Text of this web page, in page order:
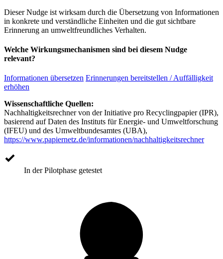
Dieser Nudge ist wirksam durch die Übersetzung von Informationen
in konkrete und verständliche Einheiten und die gut sichtbare
Erinnerung an umweltfreundliches Verhalten.
Welche Wirkungsmechanismen sind bei diesem Nudge
relevant?
Informationen übersetzen Erinnerungen bereitstellen / Auffälligkeit
erhöhen
Wissenschaftliche Quellen:
Nachhaltigkeitsrechner von der Initiative pro Recyclingpapier (IPR),
basierend auf Daten des Instituts für Energie- und Umweltforschung
(IFEU) und des Umweltbundesamtes (UBA),
https://www.papiernetz.de/informationen/nachhaltigkeitsrechner
In der Pilotphase getestet